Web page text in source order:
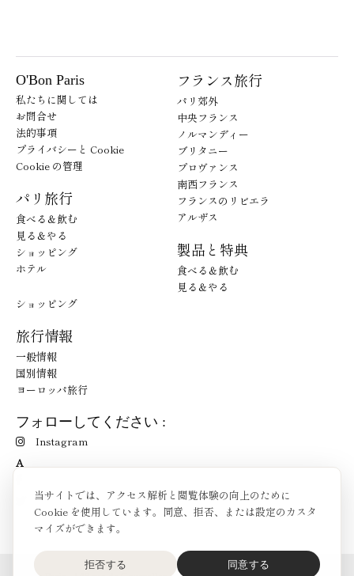
当サイトでは、アクセス解析と閲覧体験の向上のために
Cookie を使用しています。同意、拒否、または設定のカスタ
マイズができます。
拒否する 同意する
O'Bon Paris
私たちに関しては
お問合せ
法的事項
プライバシーと Cookie
Cookie の管理
パリ旅行
食べる＆飲む
見る＆やる
ショッピング
ホテル
フランス旅行
パリ郊外
中央フランス
ノルマンディー
ブリタニー
プロヴァンス
南西フランス
フランスのリビエラ
アルザス
製品と特典
食べる＆飲む
見る＆やる
ショッピング
旅行情報
一般情報
国別情報
ヨーロッパ旅行
フォローしてください :
Instagram
A